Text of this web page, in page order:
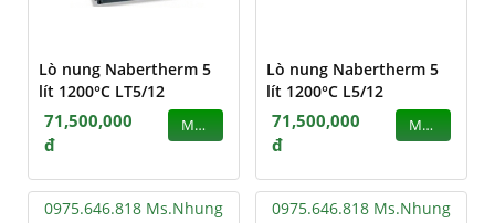
Lò nung Nabertherm 5
lít 1200°C LT5/12
71,500,000
đ
MUA
Lò nung Nabertherm 5
lít 1200°C L5/12
71,500,000
đ
MUA
0975.646.818 Ms.Nhung 0975.646.818 Ms.Nhung